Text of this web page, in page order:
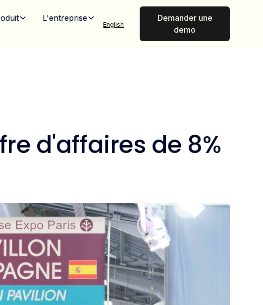
L'entreprise
English
Demander une
demo
d'affaires de 8%